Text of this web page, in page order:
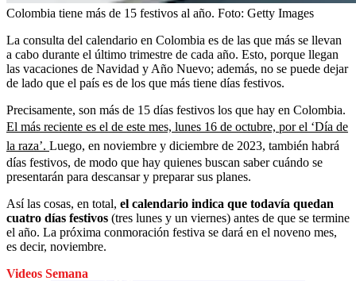
Colombia tiene más de 15 festivos al año. Foto: Getty Images
La consulta del calendario en Colombia es de las que más se llevan
a cabo durante el último trimestre de cada año. Esto, porque llegan
las vacaciones de Navidad y Año Nuevo; además, no se puede dejar
de lado que el país es de los que más tiene días festivos.
Precisamente, son más de 15 días festivos los que hay en Colombia.
El más reciente es el de este mes, lunes 16 de octubre, por el ‘Día de
la raza’. Luego, en noviembre y diciembre de 2023, también habrá
días festivos, de modo que hay quienes buscan saber cuándo se
presentarán para descansar y preparar sus planes.
Así las cosas, en total, el calendario indica que todavía quedan
cuatro días festivos (tres lunes y un viernes) antes de que se termine
el año. La próxima conmoración festiva se dará en el noveno mes,
es decir, noviembre.
Videos Semana